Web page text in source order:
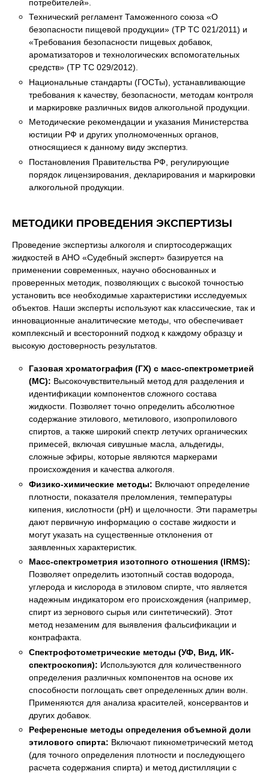
потребителей».
Технический регламент Таможенного союза «О
безопасности пищевой продукции» (ТР ТС 021/2011) и
«Требования безопасности пищевых добавок,
ароматизаторов и технологических вспомогательных
средств» (ТР ТС 029/2012).
Национальные стандарты (ГОСТы), устанавливающие
требования к качеству, безопасности, методам контроля
и маркировке различных видов алкогольной продукции.
Методические рекомендации и указания Министерства
юстиции РФ и других уполномоченных органов,
относящиеся к данному виду экспертиз.
Постановления Правительства РФ, регулирующие
порядок лицензирования, декларирования и маркировки
алкогольной продукции.
МЕТОДИКИ ПРОВЕДЕНИЯ ЭКСПЕРТИЗЫ
Проведение экспертизы алкоголя и спиртосодержащих
жидкостей в АНО «Судебный эксперт» базируется на
применении современных, научно обоснованных и
проверенных методик, позволяющих с высокой точностью
установить все необходимые характеристики исследуемых
объектов. Наши эксперты используют как классические, так и
инновационные аналитические методы, что обеспечивает
комплексный и всесторонний подход к каждому образцу и
высокую достоверность результатов.
Газовая хроматография (ГХ) с масс-спектрометрией
(МС): Высокочувствительный метод для разделения и
идентификации компонентов сложного состава
жидкости. Позволяет точно определить абсолютное
содержание этилового, метилового, изопропилового
спиртов, а также широкий спектр летучих органических
примесей, включая сивушные масла, альдегиды,
сложные эфиры, которые являются маркерами
происхождения и качества алкоголя.
Физико-химические методы: Включают определение
плотности, показателя преломления, температуры
кипения, кислотности (рН) и щелочности. Эти параметры
дают первичную информацию о составе жидкости и
могут указать на существенные отклонения от
заявленных характеристик.
Масс-спектрометрия изотопного отношения (IRMS):
Позволяет определить изотопный состав водорода,
углерода и кислорода в этиловом спирте, что является
надежным индикатором его происхождения (например,
спирт из зернового сырья или синтетический). Этот
метод незаменим для выявления фальсификации и
контрафакта.
Спектрофотометрические методы (УФ, Вид, ИК-
спектроскопия): Используются для количественного
определения различных компонентов на основе их
способности поглощать свет определенных длин волн.
Применяются для анализа красителей, консервантов и
других добавок.
Референсные методы определения объемной доли
этилового спирта: Включают пикнометрический метод
(для точного определения плотности и последующего
расчета содержания спирта) и метод дистилляции с